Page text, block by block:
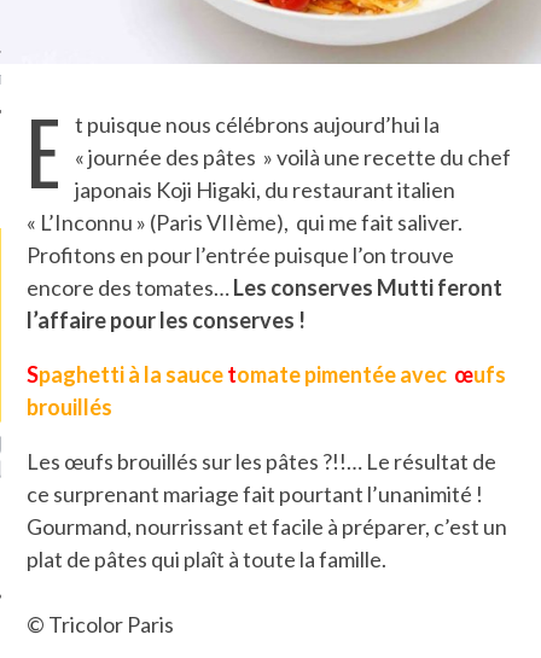
LA PHOTO
ATTACHÉS À LA
DE L’AMBASSADE
À PARIS. POURQUOI
? POUR QUI ?
CHAMPIGNONS ET AUX
LARDONS DANS LA HALLE
DE DAX. ET POURQUOI PAS
?
E
t puisque nous célébrons aujourd’hui la
« journée des pâtes » voilà une recette du chef
japonais Koji Higaki, du restaurant italien
« L’Inconnu » (Paris VIIème), qui me fait saliver.
Profitons en pour l’entrée puisque l’on trouve
encore des tomates…Les conserves Mutti feront
l’affaire pour les conserves !
Spaghetti à la saucetomate pimentée avec œufs
brouillés
Les œufs brouillés sur les pâtes ?!!… Le résultat de
ce surprenant mariage fait pourtant l’unanimité !
Gourmand, nourrissant et facile à préparer, c’est un
plat de pâtes qui plaît à toute la famille.
© Tricolor Paris